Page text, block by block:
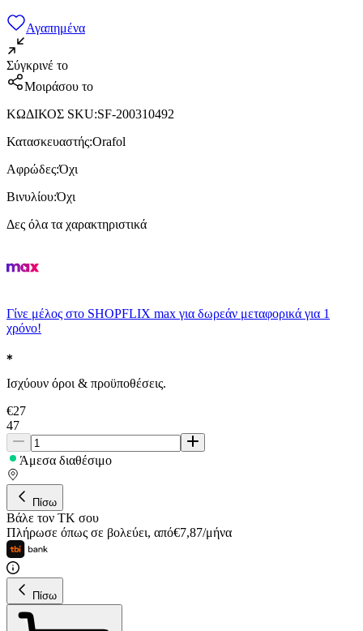
Αγαπημένα
Σύγκρινέ το
Μοιράσου το
ΚΩΔΙΚΟΣ SKU:SF-200310492
Κατασκευαστής:Orafol
Αφρώδες:Όχι
Βινυλίου:Όχι
Δες όλα τα χαρακτηριστικά
Γίνε μέλος στο SHOPFLIX max για δωρεάν μεταφορικά για 1
χρόνο!
Ισχύουν όροι & προϋποθέσεις.
€27
47
Άμεσα διαθέσιμο
Πίσω
Βάλε τον ΤΚ σου
Πλήρωσε όπως σε βολεύει, από€7,87/μήνα
Πίσω